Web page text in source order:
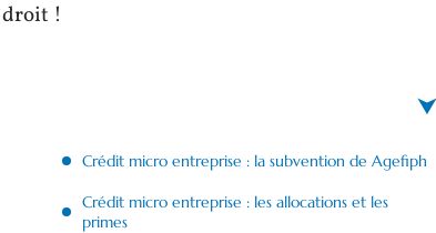
droit !
Crédit micro entreprise : la subvention de Agefiph
Crédit micro entreprise : les allocations et les
primes